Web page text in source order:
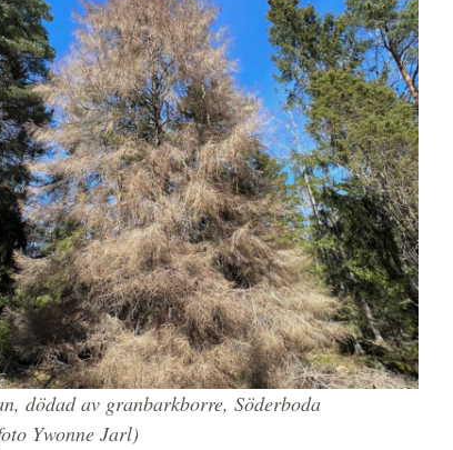
dödad av granbarkborre, Söderboda
Ywonne Jarl)